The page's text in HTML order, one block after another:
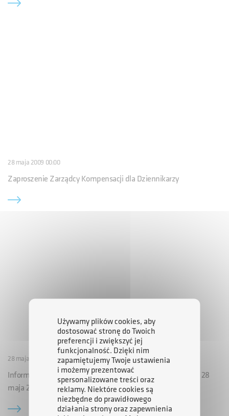
28 maja 2009 00:00
Zaproszenie Zarządcy Kompensacji dla Dziennikarzy
28 maja 2009 00:00
Informacja Prasowa Agencji Rozwoju Przemysłu S.A. z dnia 28
maja 2009 r.
Używamy plików cookies, aby
dostosować stronę do Twoich
preferencji i zwiększyć jej
funkcjonalność. Dzięki nim
zapamiętujemy Twoje ustawienia
i możemy prezentować
spersonalizowane treści oraz
reklamy. Niektóre cookies są
niezbędne do prawidłowego
działania strony oraz zapewnienia